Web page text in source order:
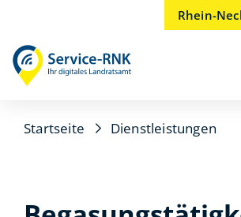
Rhein-
Startseite Dienstleistungen